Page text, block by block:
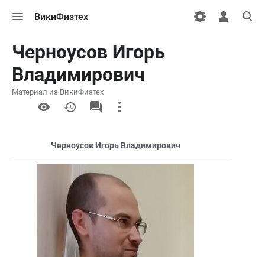
меню
ВикиФизтех
Открыть
поиск
Черноусов Игорь
Владимирович
Материал из ВикиФизтех
More
actions
Черноусов Игорь Владимирович